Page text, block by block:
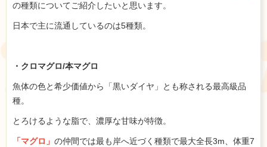
の種類についてご紹介したいと思います。
日本で主に流通しているのは5種類。
・クロマグロ/本マグロ
魚体の色と希少価値から「黒いダイヤ」とも称される最高級品
種。
とろけるような脂で、濃厚な甘味が特徴。
「マグロ」 の仲間では最も岸へ近づく種類で最大全長3m、体重7